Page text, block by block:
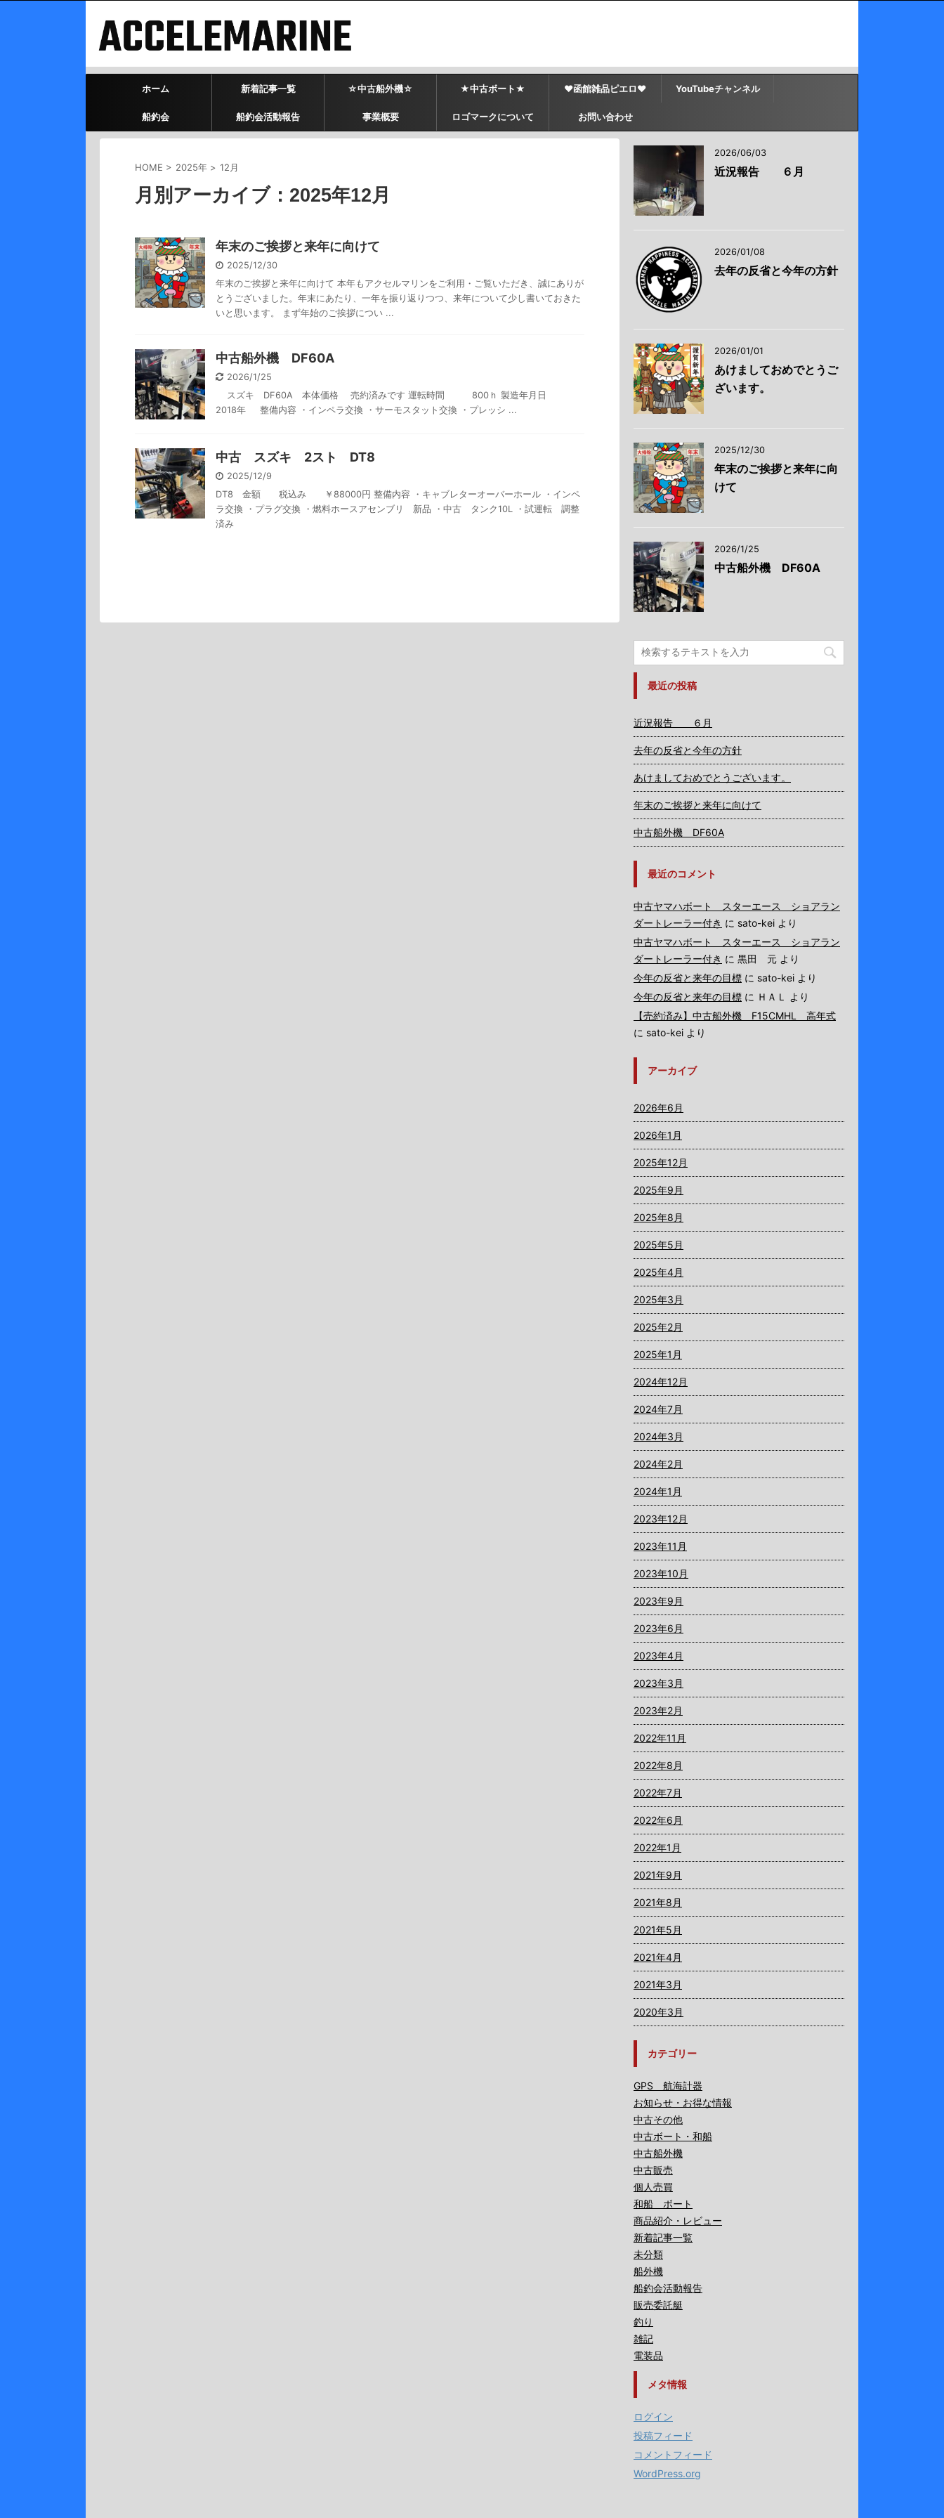
ホーム 新着記事一覧 ☆中古船外機☆ ★中古ボート★ ♥函館雑品ピエロ♥ YouTubeチャンネル
船釣会 船釣会活動報告 事業概要 ロゴマークについて お問い合わせ
HOME > 2025年 > 12月
月別アーカイブ：2025年12月
年末のご挨拶と来年に向けて
2025/12/30
年末のご挨拶と来年に向けて 本年もアクセルマリンをご利用・ご覧いただき、誠にありが
とうございました。年末にあたり、一年を振り返りつつ、来年について少し書いておきた
いと思います。 まず年始のご挨拶につい ...
中古船外機 DF60A
2026/1/25
スズキ DF60A 本体価格 売約済みです 運転時間 800ｈ 製造年月日
2018年 整備内容 ・インペラ交換 ・サーモスタット交換 ・プレッシ ...
中古 スズキ 2スト DT8
2025/12/9
DT8 金額 税込み ￥88000円 整備内容 ・キャブレターオーバーホール ・インペ
ラ交換 ・プラグ交換 ・燃料ホースアセンブリ 新品 ・中古 タンク10L ・試運転 調整
済み
2026/06/03
近況報告 ６月
2026/01/08
去年の反省と今年の方針
2026/01/01
あけましておめでとうご
ざいます。
2025/12/30
年末のご挨拶と来年に向
けて
2026/1/25
中古船外機 DF60A
最近の投稿
近況報告 ６月
去年の反省と今年の方針
あけましておめでとうございます。
年末のご挨拶と来年に向けて
中古船外機 DF60A
最近のコメント
中古ヤマハボート スターエース ショアラン
ダートレーラー付き に sato-kei より
中古ヤマハボート スターエース ショアラン
ダートレーラー付き に 黒田 元 より
今年の反省と来年の目標 に sato-kei より
今年の反省と来年の目標 に ＨＡＬ より
【売約済み】中古船外機 F15CMHL 高年式
に sato-kei より
アーカイブ
2026年6月
2026年1月
2025年12月
2025年9月
2025年8月
2025年5月
2025年4月
2025年3月
2025年2月
2025年1月
2024年12月
2024年7月
2024年3月
2024年2月
2024年1月
2023年12月
2023年11月
2023年10月
2023年9月
2023年6月
2023年4月
2023年3月
2023年2月
2022年11月
2022年8月
2022年7月
2022年6月
2022年1月
2021年9月
2021年8月
2021年5月
2021年4月
2021年3月
2020年3月
カテゴリー
GPS 航海計器
お知らせ・お得な情報
中古その他
中古ボート・和船
中古船外機
中古販売
個人売買
和船 ボート
商品紹介・レビュー
新着記事一覧
未分類
船外機
船釣会活動報告
販売委託艇
釣り
雑記
電装品
メタ情報
ログイン
投稿フィード
コメントフィード
WordPress.org